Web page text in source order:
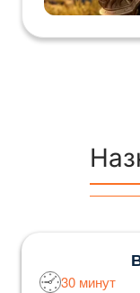
30 минут